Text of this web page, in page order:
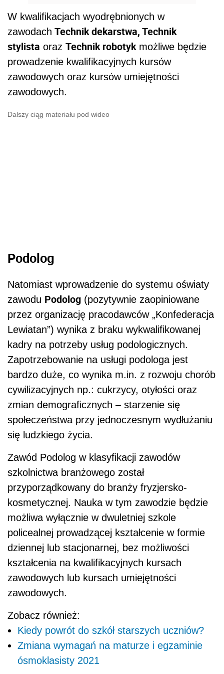
W kwalifikacjach wyodrębnionych w
zawodach Technik dekarstwa, Technik
stylista oraz Technik robotyk możliwe będzie
prowadzenie kwalifikacyjnych kursów
zawodowych oraz kursów umiejętności
zawodowych.
Dalszy ciąg materiału pod wideo
Podolog
Natomiast wprowadzenie do systemu oświaty
zawodu Podolog (pozytywnie zaopiniowane
przez organizację pracodawców „Konfederacja
Lewiatan”) wynika z braku wykwalifikowanej
kadry na potrzeby usług podologicznych.
Zapotrzebowanie na usługi podologa jest
bardzo duże, co wynika m.in. z rozwoju chorób
cywilizacyjnych np.: cukrzycy, otyłości oraz
zmian demograficznych – starzenie się
społeczeństwa przy jednoczesnym wydłużaniu
się ludzkiego życia.
Zawód Podolog w klasyfikacji zawodów
szkolnictwa branżowego został
przyporządkowany do branży fryzjersko-
kosmetycznej. Nauka w tym zawodzie będzie
możliwa wyłącznie w dwuletniej szkole
policealnej prowadzącej kształcenie w formie
dziennej lub stacjonarnej, bez możliwości
kształcenia na kwalifikacyjnych kursach
zawodowych lub kursach umiejętności
zawodowych.
Zobacz również:
Kiedy powrót do szkół starszych uczniów?
Zmiana wymagań na maturze i egzaminie
ósmoklasisty 2021